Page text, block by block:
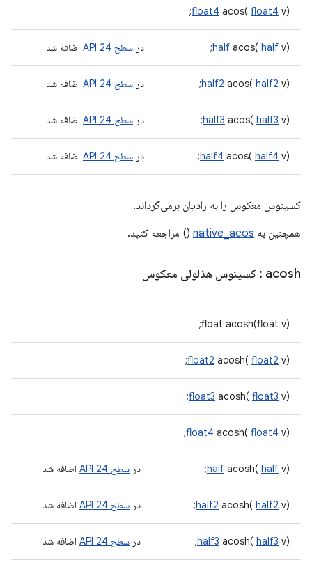
float4 acos( float4 v);
half acos( half v); در سطح 24 API اضافه شد
half2 acos( half2 v); در سطح 24 API اضافه شد
half3 acos( half3 v); در سطح 24 API اضافه شد
half4 acos( half4 v); در سطح 24 API اضافه شد
کسینوس معکوس را به رادیان برمی‌گرداند.
همچنین به native_acos () مراجعه کنید.
acosh : کسینوس هذلولی معکوس
float acosh(float v);
float2 acosh( float2 v);
float3 acosh( float3 v);
float4 acosh( float4 v);
half acosh( half v); در سطح 24 API اضافه شد
half2 acosh( half2 v); در سطح 24 API اضافه شد
half3 acosh( half3 v); در سطح 24 API اضافه شد